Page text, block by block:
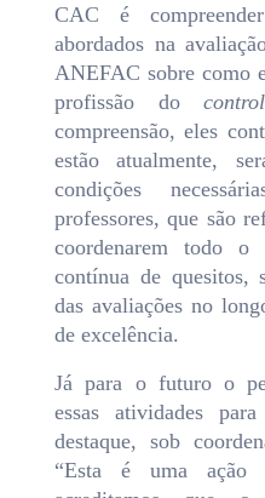
CAC é
abordados na
ANEFAC sobre como
profissão do
compreensão, eles
estão atualmente,
condições
professores, que são
coordenarem todo o
contínua de quesitos,
das avaliações no
de excelência.
Já para o futuro o
essas atividades
destaque, sob
“Esta é uma